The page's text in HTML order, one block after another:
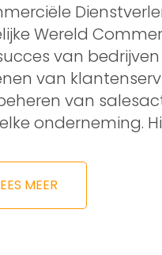
Wereld
van
van
van
onderneming.
MEER